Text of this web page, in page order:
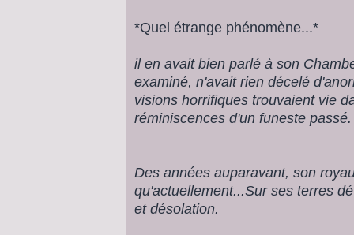
*Quel étrange phénomène...*
il en avait bien parlé à son
examiné, n'avait rien décelé
visions horrifiques trouvaient vie
réminiscences d'un funeste passé.
Des années auparavant, son
qu'actuellement...Sur ses terres
et désolation.